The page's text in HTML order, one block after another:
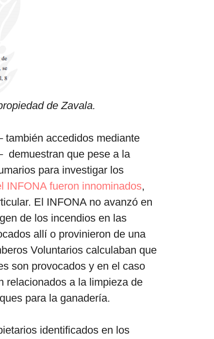
de Zavala.
también accedidos mediante
demuestran que pese a la
para investigar los
INFONA fueron innominados,
El INFONA no avanzó en
de los incendios en las
allí o provinieron de una
Voluntarios calculaban que
son provocados y en el caso
relacionados a la limpieza de
para la ganadería.
identificados en los